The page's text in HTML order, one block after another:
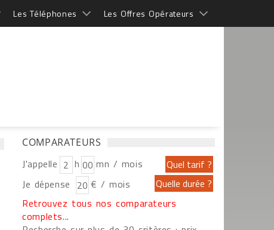
Les Téléphones Les Offres Opérateurs
COMPARATEURS
J'appelle h
mn / mois
Je dépense
€ / mois
Retrouvez tous nos comparateurs
complets...